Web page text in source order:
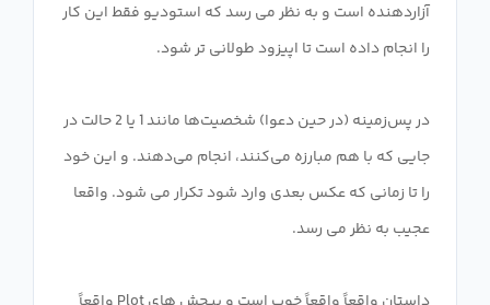
آزاردهنده است و به نظر می رسد که استودیو فقط این کار
در پس‌زمینه (در حین دعوا) شخصیت‌ها مانند 1 یا 2 حالت در
جایی که با هم مبارزه می‌کنند، انجام می‌دهند. و این خود
را تا زمانی که عکس بعدی وارد شود تکرار می شود. واقعا